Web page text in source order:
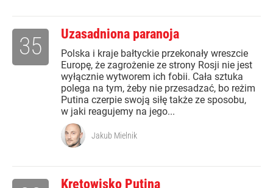
Uzasadniona paranoja
Polska i kraje bałtyckie przekonały wreszcie
Europę, że zagrożenie ze strony Rosji nie jest
wyłącznie wytworem ich fobii. Cała sztuka
polega na tym, żeby nie przesadzać, bo reżim
Putina czerpie swoją siłę także ze sposobu,
w jaki reagujemy na jego...
35
Jakub Mielnik
Kretowisko Putina